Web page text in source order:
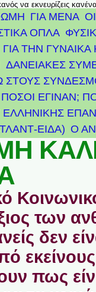
να εκνευρίζεις
ΓΙΑ ΜΕΝΑ
ΟΠΛΑ
ΓΙΑ ΤΗΝ ΓΥΝΑΙΚΑ
ΔΑΝΕΙΑΚΕΣ
ΣΤΟΥΣ
ΕΓΙΝΑΝ;
ΕΙΔΑ) Ο
των
δεν
πως